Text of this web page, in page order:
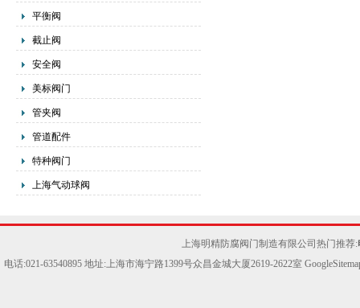
平衡阀
截止阀
安全阀
美标阀门
管夹阀
管道配件
特种阀门
上海气动球阀
上海明精防腐阀门制造有限公司热门推荐:
电话:021-63540895 地址:上海市海宁路1399号众昌金城大厦2619-2622室